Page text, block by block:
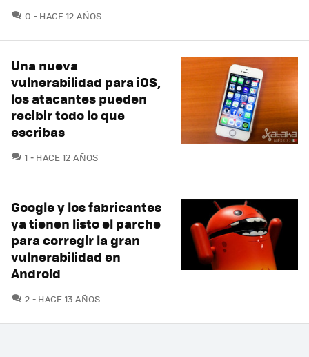
0 COMENTARIOS
HACE 12 AÑOS
Una nueva
vulnerabilidad para iOS,
los atacantes pueden
recibir todo lo que
escribas
1 COMENTARIOS
HACE 12 AÑOS
Google y los fabricantes
ya tienen listo el parche
para corregir la gran
vulnerabilidad en
Android
2 COMENTARIOS
HACE 13 AÑOS